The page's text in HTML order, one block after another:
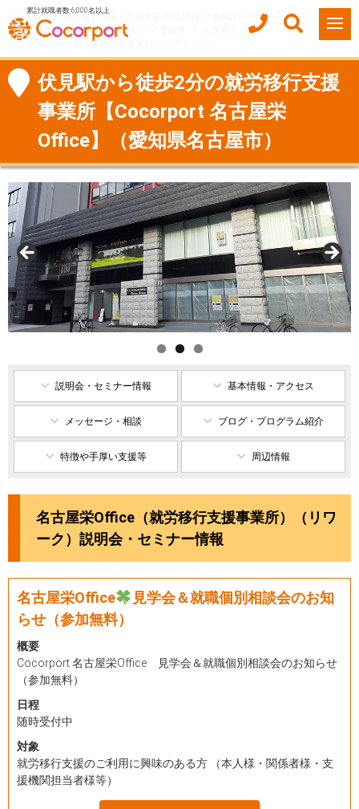
累計就職者数 6,000名以上
ココルポート(就労移行支援・定着支援/自立訓練/計画相談) HOME
就労移行支援事業所（Office）紹介
名古屋栄Office（就労移行支援事業所）（リワーク）
伏見駅から徒歩2分の就労移行支援
事業所【Cocorport 名古屋栄
Office】（愛知県名古屋市）
説明会・セミナー情報 基本情報・アクセス
メッセージ・相談 ブログ・プログラム紹介
特徴や手厚い支援等 周辺情報
名古屋栄Office（就労移行支援事業所）（リワ
ーク）説明会・セミナー情報
名古屋栄Office
見学会＆就職個別相談会のお知
らせ（参加無料）
概要
Cocorport 名古屋栄Office 見学会＆就職個別相談会のお知らせ
（参加無料）
日程
随時受付中
対象
就労移行支援のご利用に興味のある方 （本人様・関係者様・支
援機関担当者様等）